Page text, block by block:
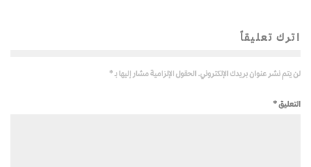
اترك تعليقاً
لن يتم نشر عنوان بريدك الإلكتروني. الحقول الإلزامية مشار إليها بـ*
التعليق*